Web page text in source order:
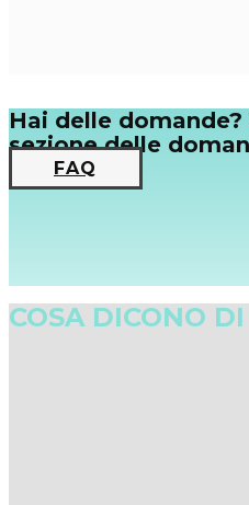
Hai delle
sezione delle
FAQ
COSA DICONO